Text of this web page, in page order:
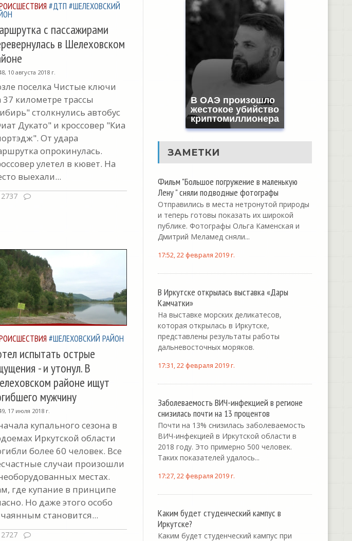
#ДТП #ШЕЛЕХОВСКИЙ
с пассажирами
в Шелеховском
10 августа 2018 г.
поселка Чистые ключи
37 километре трассы
столкнулись автобус
Дукато" и кроссовер "Киа
От удара
опрокинулась.
улетел в кювет. На
выехали...
#ШЕЛЕХОВСКИЙ РАЙОН
испытать острые
- и утонул. В
районе ищут
мужчину
17 июля 2018 г.
купального сезона в
Иркутской области
более 60 человек. Все
случаи произошли
местах.
где купание в принципе
Но даже этого особо
становится...
В ОАЭ произошло
жестокое убийство
криптомиллионера
ЗАМЕТКИ
Фильм "Большое погружение в маленькую
Лену " сняли подводные фотографы
Отправились в места нетронутой природы
и теперь готовы показать их широкой
публике. Фотографы Ольга Каменская и
Дмитрий Меламед сняли...
17:52, 22 февраля 2019 г.
В Иркутске открылась выставка «Дары
Камчатки»
На выставке морских деликатесов,
которая открылась в Иркутске,
представлены результаты работы
дальневосточных моряков.
17:31, 22 февраля 2019 г.
Заболеваемость ВИЧ-инфекцией в регионе
снизилась почти на 13 процентов
Почти на 13% снизилась заболеваемость
ВИЧ-инфекцией в Иркутской области в
2018 году. Это примерно 500 человек.
Таких показателей удалось...
17:27, 22 февраля 2019 г.
Каким будет студенческий кампус в
Иркутске?
Каким будет студенческий кампус при